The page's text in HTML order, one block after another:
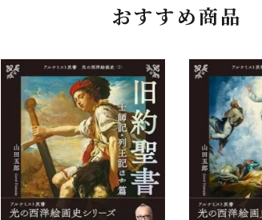
おすすめ商品